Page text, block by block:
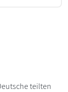
teilten